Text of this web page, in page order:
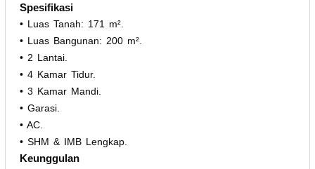
Spesifikasi
• Luas Tanah: 171 m².
• Luas Bangunan: 200 m².
• 2 Lantai.
• 4 Kamar Tidur.
• 3 Kamar Mandi.
• Garasi.
• AC.
• SHM & IMB Lengkap.
Keunggulan